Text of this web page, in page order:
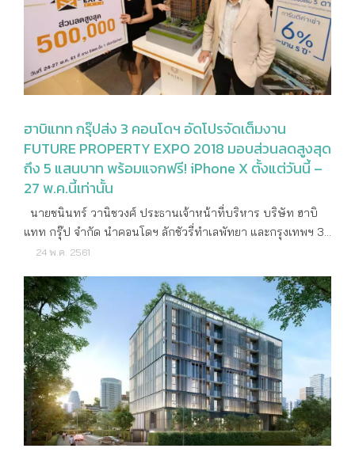
ข่าวโปรโมชั่น
ฮาบิแทท กรุ๊ปส่ง 3 คอนโดฯ อัดโปรจัดเต็มงาน
FUTURE PROPERTY EXPO 2018 มอบส่วนลดสูงสุด
ถึง 5 แสนบาท พร้อมแจกฟรี! iPhone X ตั้งแต่วันนี้ –
27 พ.ค.นี้เท่านั้น
แทท กรุ๊ป จำกัด นำคอนโดฯ ลักชัวรี่ทำเลพัทยา และกรุงเทพฯ 3
โครงการ อัดโปรโมชั่นจัดเต็มในงาน “FUTURE PROPERTY
ใกล้ BTS อโศกและ MRT สุขุมวิท มอบส่วนลดสูงสุดถึง 500,000
บาท ฟรี! ชุดเฟอร์นิเจอร์แพ็คเกจและเครื่องใช้ไฟฟ้า พร้อมผ่อน
ชำระค่าจองและทำสัญญา 0% นาน 6 เดือน, บลูเฟียร์ พัทยา
แมนเนจ บาย เบสท์เวสเทิร์น พรีเมียร์ คอลเล็คชั่น คอนโดฯ สไตล์
รีสอร์ทติดชายหาด นาจอมเทียน มอบส่วนลดพิเศษถึง 200,000
บาท หรือเลือกรับส่วนลดพิเศษ 150,000 บาท พร้อมฟรี! iPhone
X ขนาด 256 GB ฟรีค่าส่วนกลางและค่าประกันอัคคีภัย นาน 5 ปี
ฟรีค่าใช้จ่าย ณ วันโอน และ วินด์แฮม แอทลาส วงศ์อมาตย์
พัทยา คอนโดฯ ใกล้หาดวงศ์อมาตย์และศูนย์การค้า Terminal 21
24 พ.ค. 2561